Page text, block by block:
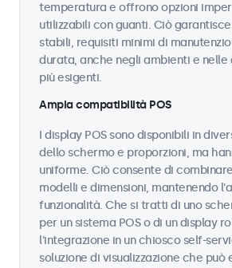
temperatura e offrono opzioni
utilizzabili con guanti. Ciò
stabili, requisiti minimi di
durata, anche negli ambienti e nelle
più esigenti.
Ampia compatibilità POS
I display POS sono disponibili in
dello schermo e proporzioni, ma
uniforme. Ciò consente di
modelli e dimensioni, mantenendo
funzionalità. Che si tratti di uno
per un sistema POS o di un display
l'integrazione in un chiosco self-
soluzione di visualizzazione che può